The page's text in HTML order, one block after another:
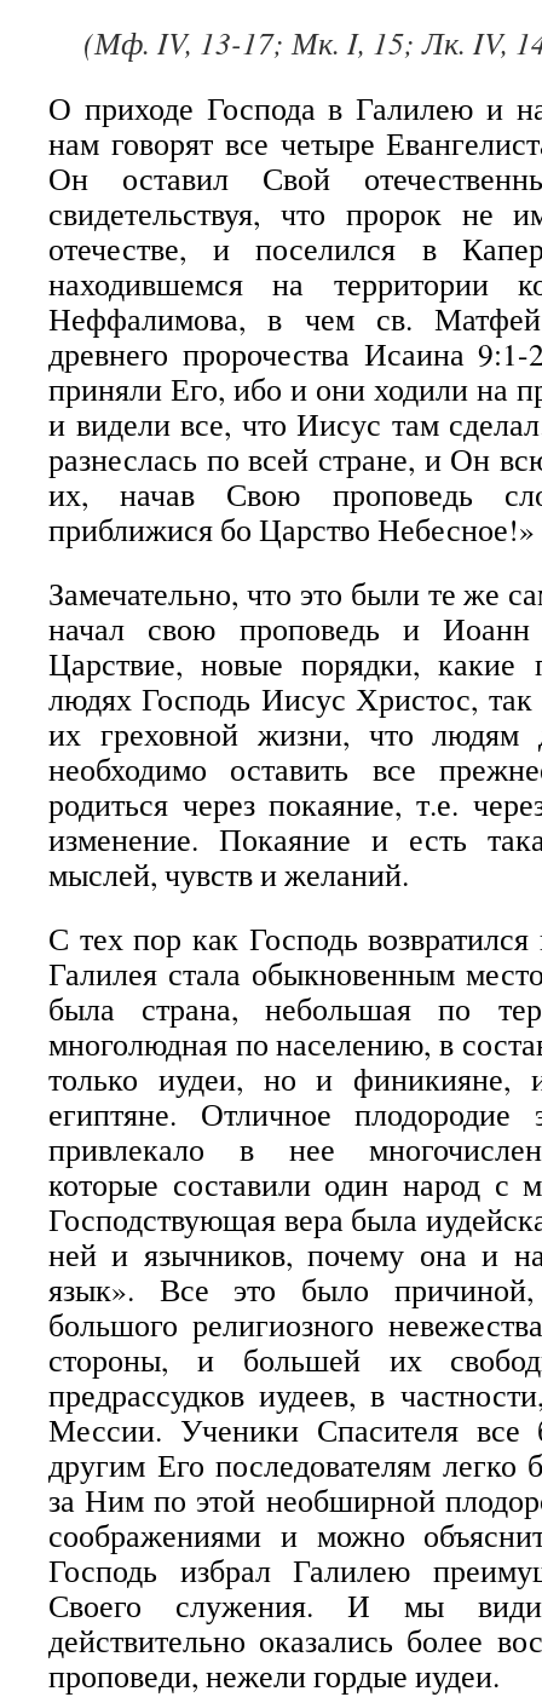
(Мф. IV, 13-17; Мк. I, 15; Лк. IV,
О приходе Господа в Галилею и
нам говорят все четыре
Он оставил Свой
свидетельствуя, что пророк не
отечестве, и поселился в
находившемся на территории
Неффалимова, в чем св.
древнего пророчества Исаина
приняли Его, ибо и они ходили на
и видели все, что Иисус там
разнеслась по всей стране, и Он
их, начав Свою проповедь
приближися бо Царство Небесное!»
Замечательно, что это были те же
начал свою проповедь и Иоанн
Царствие, новые порядки, какие
людях Господь Иисус Христос,
их греховной жизни, что людям
необходимо оставить все
родиться через покаяние, т.е.
изменение. Покаяние и есть
мыслей, чувств и желаний.
С тех пор как Господь
Галилея стала обыкновенным
была страна, небольшая по
многолюдная по населению, в
только иудеи, но и
египтяне. Отличное плодородие
привлекало в нее
которые составили один народ с
Господствующая вера была
ней и язычников, почему она и
язык». Все это было
большого религиозного
стороны, и большей их
предрассудков иудеев, в
Мессии. Ученики Спасителя
другим Его последователям легко
за Ним по этой необширной
соображениями и можно
Господь избрал Галилею
Своего служения. И мы
действительно оказались более
проповеди, нежели гордые иудеи.